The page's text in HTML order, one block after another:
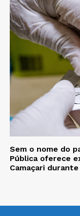
Sem o nome do
Pública oferece
Camaçari